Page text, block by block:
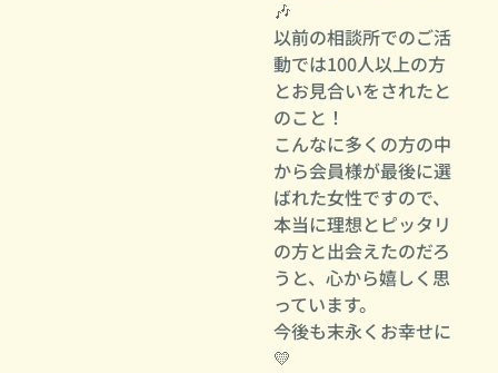
🎶
以前の相談所でのご活
動では100人以上の方
とお見合いをされたと
のこと！
こんなに多くの方の中
から会員様が最後に選
ばれた女性ですので、
本当に理想とピッタリ
の方と出会えたのだろ
うと、心から嬉しく思
っています。
今後も末永くお幸せに
💛